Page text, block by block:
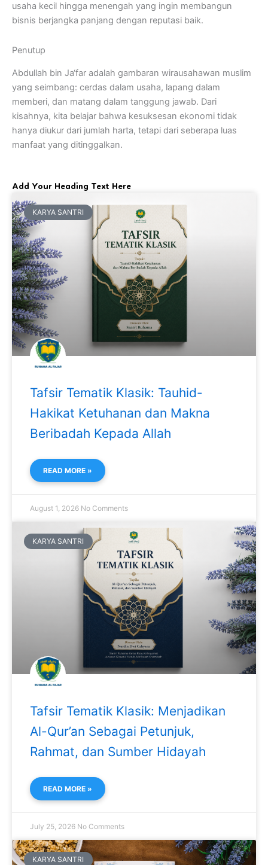
usaha kecil hingga menengah yang ingin membangun
bisnis berjangka panjang dengan reputasi baik.
Penutup
Abdullah bin Ja‘far adalah gambaran wirausahawan muslim
yang seimbang: cerdas dalam usaha, lapang dalam
memberi, dan matang dalam tanggung jawab. Dari
kisahnya, kita belajar bahwa kesuksesan ekonomi tidak
hanya diukur dari jumlah harta, tetapi dari seberapa luas
manfaat yang ditinggalkan.
Add Your Heading Text Here
KARYA SANTRI
Tafsir Tematik Klasik: Tauhid-
Hakikat Ketuhanan dan Makna
Beribadah Kepada Allah
READ MORE »
August 1, 2026 No Comments
KARYA SANTRI
Tafsir Tematik Klasik: Menjadikan
Al-Qur’an Sebagai Petunjuk,
Rahmat, dan Sumber Hidayah
READ MORE »
July 25, 2026 No Comments
KARYA SANTRI